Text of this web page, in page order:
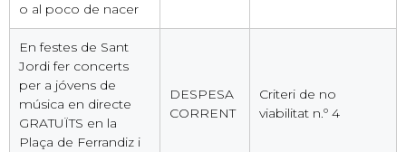
o al poco de nacer
En festes de Sant
Jordi fer concerts
per a jóvens de
música en directe
GRATUÏTS en la
Plaça de Ferrandiz i
DESPESA
CORRENT
Criteri de no
viabilitat n.º 4